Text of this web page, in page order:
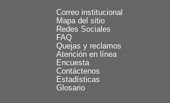
Correo institucional
Mapa del sitio
Redes Sociales
FAQ
Quejas y reclamos
Atención en línea
Encuesta
Contáctenos
Estadísticas
Glosario